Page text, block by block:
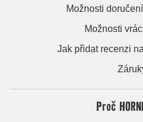
Možnosti
Možnosti
Jak přidat recenzi
Proč